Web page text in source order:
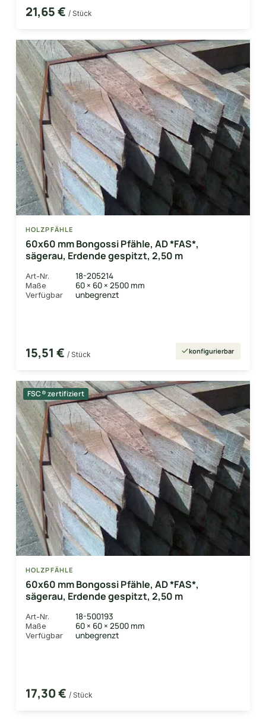
21,65 € / Stück
HOLZPFÄHLE
60x60 mm Bongossi Pfähle, AD *FAS*,
sägerau, Erdende gespitzt, 2,50 m
Art-Nr. 18-205214
Maße 60 × 60 × 2500 mm
Verfügbar unbegrenzt
15,51 € / Stück konfigurierbar
FSC® zertifiziert
HOLZPFÄHLE
60x60 mm Bongossi Pfähle, AD *FAS*,
sägerau, Erdende gespitzt, 2,50 m
Art-Nr. 18-500193
Maße 60 × 60 × 2500 mm
Verfügbar unbegrenzt
17,30 € / Stück